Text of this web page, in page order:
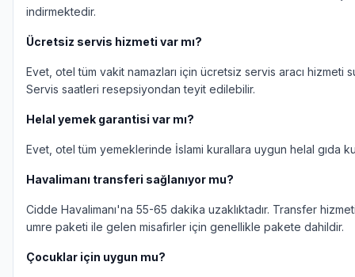
indirmektedir.
Ücretsiz servis hizmeti var mı?
Evet, otel tüm vakit namazları için ücretsiz servis aracı hizmeti
Servis saatleri resepsiyondan teyit edilebilir.
Helal yemek garantisi var mı?
Evet, otel tüm yemeklerinde İslami kurallara uygun helal gıda
Havalimanı transferi sağlanıyor mu?
Cidde Havalimanı'na 55-65 dakika uzaklıktadır. Transfer
umre paketi ile gelen misafirler için genellikle pakete dahildir.
Çocuklar için uygun mu?